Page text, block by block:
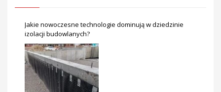
Jakie nowoczesne technologie dominują w dziedzinie
izolacji budowlanych?